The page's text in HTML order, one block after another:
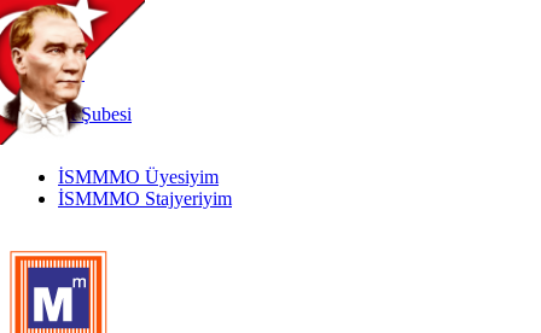
TR
|
EN
İnternetŞubesi
İSMMMO Üyesiyim
İSMMMO Stajyeriyim